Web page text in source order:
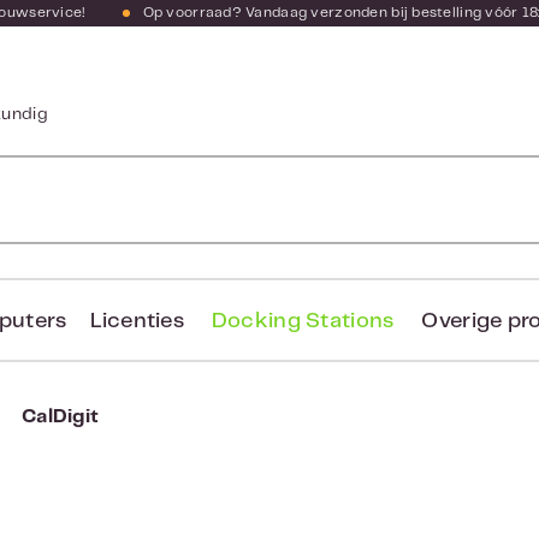
Op voorraad? Vandaag verzonden bij bestelling vóór
Licenties Docking Stations Overige
CalDigit